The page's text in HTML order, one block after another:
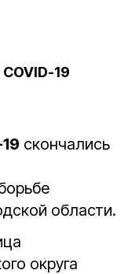
19
скончались
области.
округа